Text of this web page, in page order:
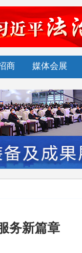
商 媒体会展
务新篇章